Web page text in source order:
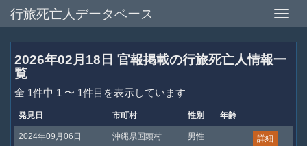
Toggle
行旅死亡人データベース
2026年02月18日 官報掲載の行旅死亡人情報一
覧
全 1件中 1 〜 1件目を表示しています
発見日 市町村 性別 年齢
2024年09月06日 沖縄県国頭村 男性 詳細